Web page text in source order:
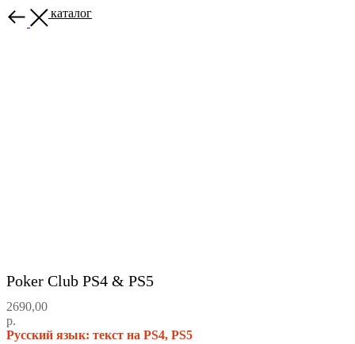
Назад в каталог
Poker Club PS4 & PS5
2690,00
р.
Русский язык: текст на PS4, PS5